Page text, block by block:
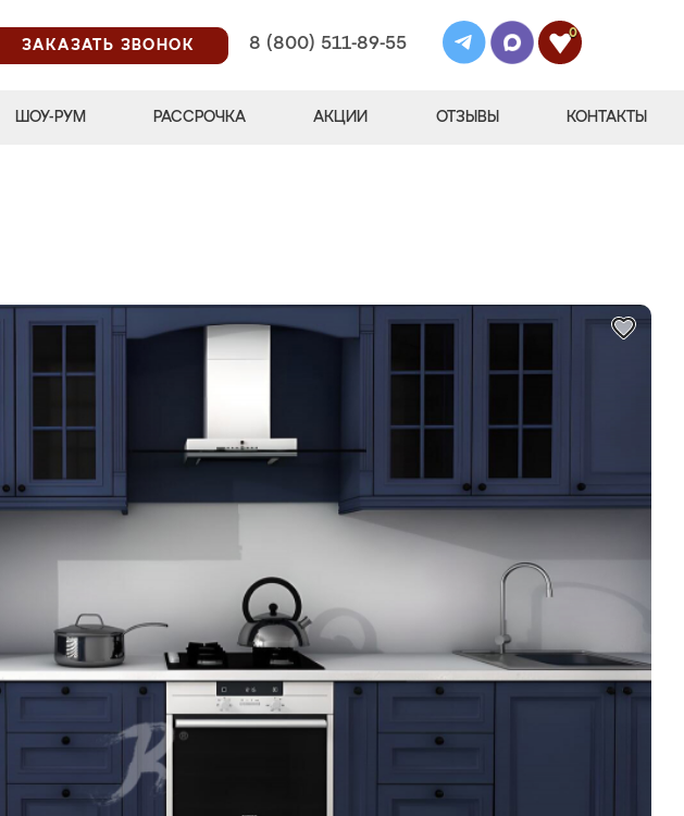
ЗАКАЗАТЬ ЗВОНОК
8 (800) 511-89-55
0
ШОУ-РУМ РАССРОЧКА АКЦИИ ОТЗЫВЫ КОНТАКТЫ